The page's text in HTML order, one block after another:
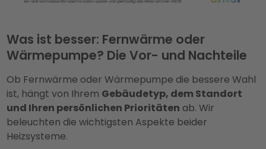
Was ist besser: Fernwärme oder
Wärmepumpe? Die Vor- und Nachteile
Ob Fernwärme oder Wärmepumpe die bessere Wahl
ist, hängt von Ihrem Gebäudetyp, dem Standort
und Ihren persönlichen Prioritäten ab. Wir
beleuchten die wichtigsten Aspekte beider
Heizsysteme.